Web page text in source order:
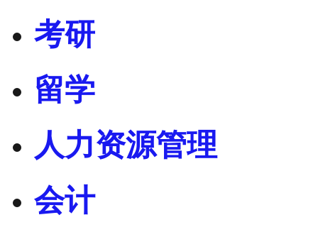
考研
留学
人力资源管理
会计